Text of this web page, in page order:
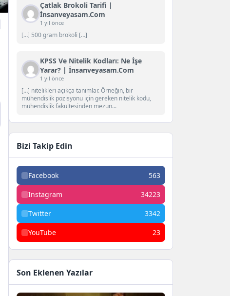
Çatlak Brokoli Tarifi |
İnsanveyasam.com
1 yıl önce
[…] 500 gram brokoli […]
KPSS Ve Nitelik Kodları: Ne İşe
Yarar? | İnsanveyasam.com
1 yıl önce
[…] nitelikleri açıkça tanımlar. Örneğin, bir
mühendislik pozisyonu için gereken nitelik kodu,
mühendislik fakültesinden mezun...
Bizi Takip Edin
Facebook 563
Instagram 34223
Twitter 3342
YouTube 23
Son Eklenen Yazılar